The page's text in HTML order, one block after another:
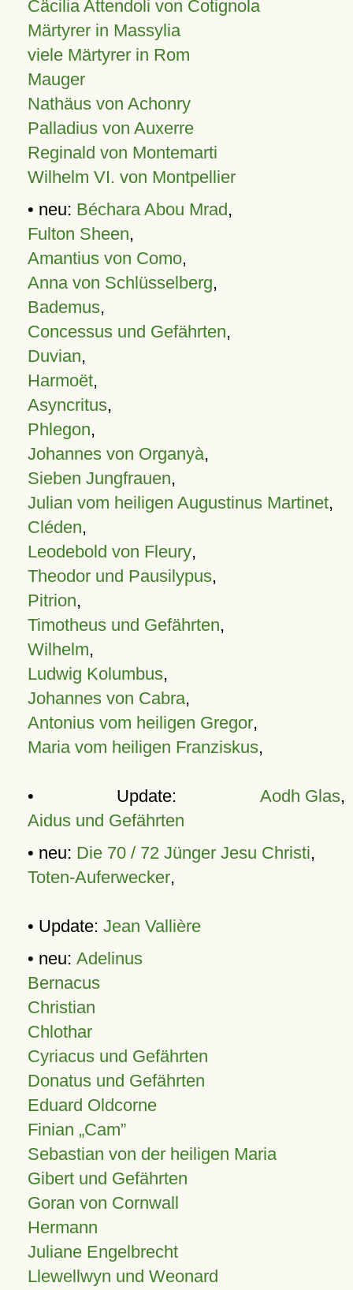
Cäcilia Attendoli von Cotignola
Märtyrer in Massylia
viele Märtyrer in Rom
Mauger
Nathäus von Achonry
Palladius von Auxerre
Reginald von Montemarti
Wilhelm VI. von Montpellier
• neu: Béchara Abou Mrad,
Fulton Sheen,
Amantius von Como,
Anna von Schlüsselberg,
Bademus,
Concessus und Gefährten,
Duvian,
Harmoët,
Asyncritus,
Phlegon,
Johannes von Organyà,
Sieben Jungfrauen,
Julian vom heiligen Augustinus Martinet,
Cléden,
Leodebold von Fleury,
Theodor und Pausilypus,
Pitrion,
Timotheus und Gefährten,
Wilhelm,
Ludwig Kolumbus,
Johannes von Cabra,
Antonius vom heiligen Gregor,
Maria vom heiligen Franziskus,
• Update: Aodh Glas,
Aidus und Gefährten
• neu: Die 70 / 72 Jünger Jesu Christi,
Toten-Auferwecker,
• Update: Jean Vallière
• neu: Adelinus
Bernacus
Christian
Chlothar
Cyriacus und Gefährten
Donatus und Gefährten
Eduard Oldcorne
Finian Cam
Sebastian von der heiligen Maria
Gibert und Gefährten
Goran von Cornwall
Hermann
Juliane Engelbrecht
Llewellwyn und Weonard